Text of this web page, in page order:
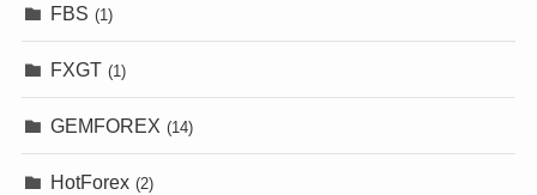
FBS (1)
FXGT (1)
GEMFOREX (14)
HotForex (2)